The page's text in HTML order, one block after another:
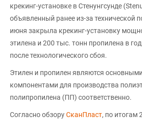
крекинг-установке в Стенунгсунде
объявленный ранее из-за технической
июня закрыла крекинг-установку
этилена и 200 тыс. тонн пропилена в
после технологического сбоя.
Этилен и пропилен являются
компонентами для производства
полипропилена (ПП) соответственно.
Согласно обзоруСканПласт, по итогам